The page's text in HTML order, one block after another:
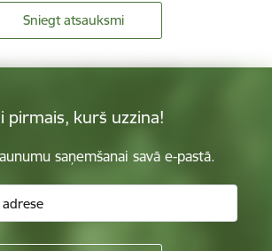
Sniegt atsauksmi
pirmais, kurš uzzina!
saņemšanai savā e-pastā.